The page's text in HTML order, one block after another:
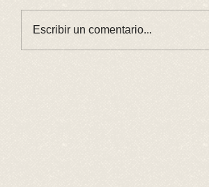
Escribir un comentario...